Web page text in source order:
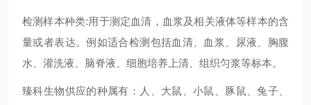
检测样本种类:用于测定血清，血浆及相关液体等样本的含
量或者表达。例如适合检测包括血清、血浆、尿液、胸腹
水、灌洗液、脑脊液、细胞培养上清、组织匀浆等标本。
臻科生物供应的种属有：人、大鼠、小鼠、豚鼠、兔子、